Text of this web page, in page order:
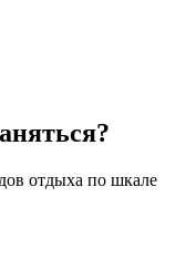
отдыха по шкале